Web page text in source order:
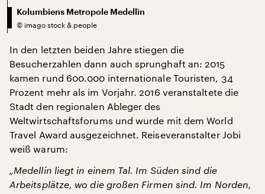
Kolumbiens Metropole Medellìn
© imago stock & people
In den letzten beiden Jahre stiegen die
Besucherzahlen dann auch sprunghaft an: 2015
kamen rund 600.000 internationale Touristen, 34
Prozent mehr als im Vorjahr. 2016 veranstaltete die
Stadt den regionalen Ableger des
Weltwirtschaftsforums und wurde mit dem World
Travel Award ausgezeichnet. Reiseveranstalter Jobi
weiß warum:
„Medellín liegt in einem Tal. Im Süden sind die
Arbeitsplätze, wo die großen Firmen sind. Im Norden,